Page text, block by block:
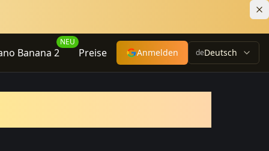
Banana 2
NEU
Preise Anmelden deDeutsch